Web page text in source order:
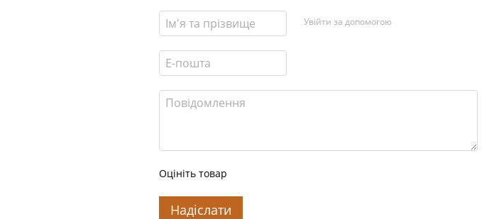
Увійти за допомогою
Оцініть товар
Надіслати